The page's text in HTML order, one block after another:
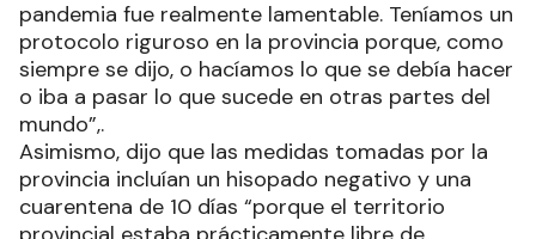
pandemia fue realmente lamentable. Teníamos un
protocolo riguroso en la provincia porque, como
siempre se dijo, o hacíamos lo que se debía hacer
o iba a pasar lo que sucede en otras partes del
mundo”,.
Asimismo, dijo que las medidas tomadas por la
provincia incluían un hisopado negativo y una
cuarentena de 10 días “porque el territorio